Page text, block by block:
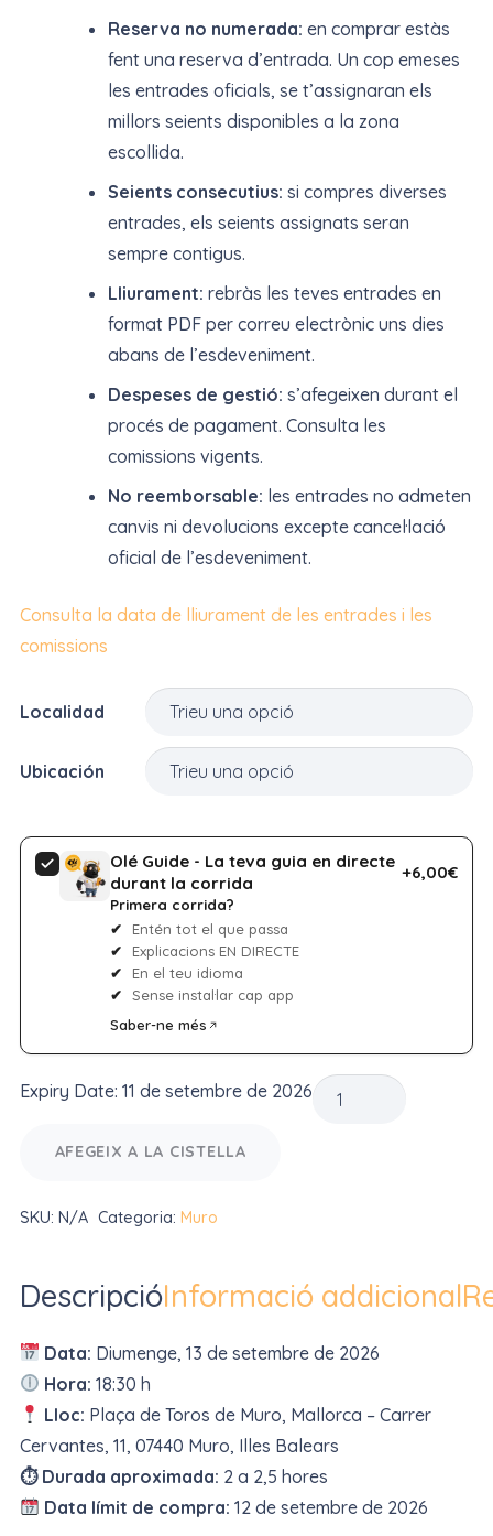
Reserva no numerada: en comprar estàs
fent una reserva d’entrada. Un cop emeses
les entrades oficials, se t’assignaran els
millors seients disponibles a la zona
escollida.
Seients consecutius: si compres diverses
entrades, els seients assignats seran
sempre contigus.
Lliurament: rebràs les teves entrades en
format PDF per correu electrònic uns dies
abans de l’esdeveniment.
Despeses de gestió: s’afegeixen durant el
procés de pagament. Consulta les
comissions vigents.
No reemborsable: les entrades no admeten
canvis ni devolucions excepte cancel·lació
oficial de l’esdeveniment.
Consulta la data de lliurament de les entrades i les
comissions
Localidad
Ubicación
Olé Guide - La teva guia en directe
durant la corrida
+6,00€
Primera corrida?
Entén tot el que passa
Explicacions EN DIRECTE
En el teu idioma
Sense instal·lar cap app
Saber-ne més
Expiry Date: 11 de setembre de 2026quantitat
13
setembre
AFEGEIX A LA CISTELLA
SKU: N/A Categoria: Muro
DescripcióInformació addicional
Data: Diumenge, 13 de setembre de 2026
Hora: 18:30 h
Lloc: Plaça de Toros de Muro, Mallorca – Carrer
Cervantes, 11, 07440 Muro, Illes Balears
⏱ Durada aproximada: 2 a 2,5 hores
Data límit de compra: 12 de setembre de 2026